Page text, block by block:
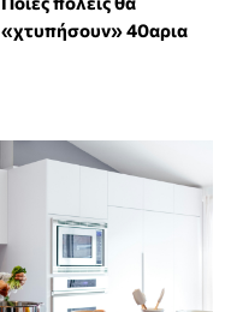
«χτυπήσουν» 40αρια